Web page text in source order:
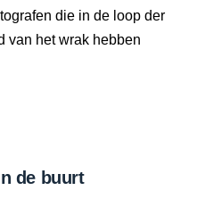
die in de loop der
van het wrak hebben
de buurt